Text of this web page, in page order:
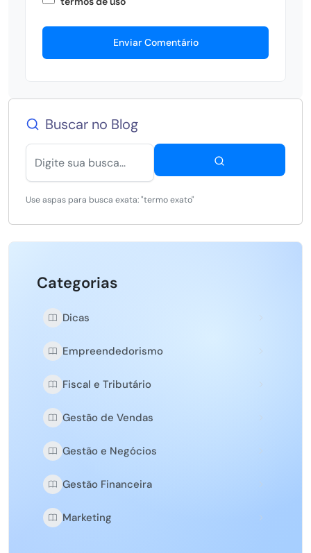
Enviar Comentário
Buscar no Blog
Use aspas para busca exata: "termo exato"
Categorias
Dicas
Empreendedorismo
Fiscal e Tributário
Gestão de Vendas
Gestão e Negócios
Gestão Financeira
Marketing